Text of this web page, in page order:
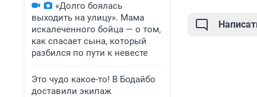
«Долго боялась
выходить на улицу». Мама
искалеченного бойца — о том,
как спасает сына, который
разбился по пути к невесте
Это чудо какое-то! В Бодайбо
доставили экипаж